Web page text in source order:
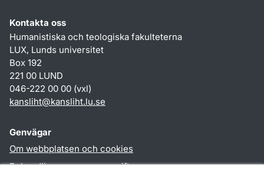
Kontakta oss
Humanistiska och teologiska fakulteterna
LUX, Lunds universitet
Box 192
221 00 LUND
046-222 00 00 (vxl)
kansliht@kansliht.lu.se
Genvägar
Om webbplatsen och cookies
Behandling av personuppgifter